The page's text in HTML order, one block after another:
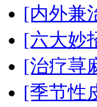
[内外兼
[六大妙
[治疗荨
[季节性